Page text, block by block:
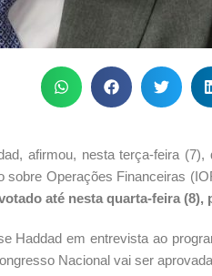
afirmou, nesta terça-feira
sobre Operações Financeiras
até nesta quarta-feira (8),
Haddad em entrevista ao
Nacional vai ser